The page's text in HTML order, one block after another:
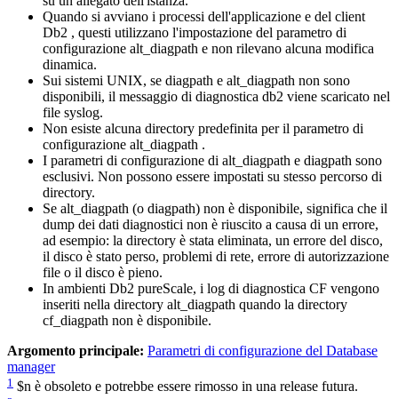
Quando si avviano i processi dell'applicazione e del client
Db2 , questi utilizzano l'impostazione del parametro di
configurazione alt_diagpath e non rilevano alcuna modifica
dinamica.
Sui sistemi UNIX, se diagpath e alt_diagpath non sono
disponibili, il messaggio di diagnostica db2 viene scaricato nel
file syslog.
Non esiste alcuna directory predefinita per il parametro di
configurazione alt_diagpath .
I parametri di configurazione di alt_diagpath e diagpath sono
esclusivi. Non possono essere impostati su stesso percorso di
directory.
Se alt_diagpath (o diagpath) non è disponibile, significa che il
dump dei dati diagnostici non è riuscito a causa di un errore,
ad esempio: la directory è stata eliminata, un errore del disco,
il disco è stato perso, problemi di rete, errore di autorizzazione
file o il disco è pieno.
In ambienti Db2 pureScale, i log di diagnostica CF vengono
inseriti nella directory alt_diagpath quando la directory
cf_diagpath non è disponibile.
Argomento principale: Parametri di configurazione del Database
manager
1 $n è obsoleto e potrebbe essere rimosso in una release futura.